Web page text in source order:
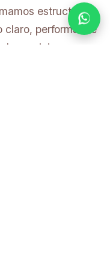
estructura
claro, performance
servicios para